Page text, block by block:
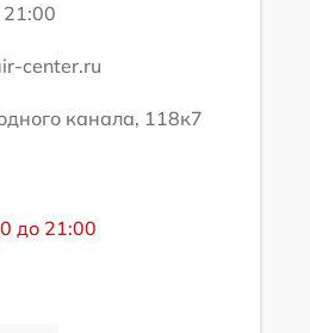
center.ru
канала, 118к7
до 21:00